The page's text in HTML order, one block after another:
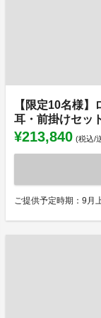
【限定10名様
耳・前掛けセッ
¥213,840 (税込/
ご提供予定時期：9月